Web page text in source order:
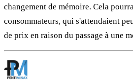
changement de mémoire. Cela
consommateurs, qui s'attendaient
de prix en raison du passage à une